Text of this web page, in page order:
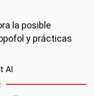
la posible
y prácticas
AI